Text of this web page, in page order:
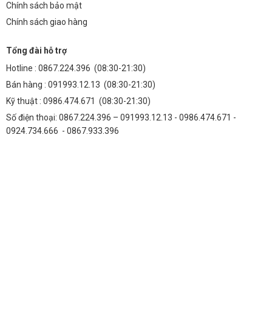
Chính sách bảo mật
Chính sách giao hàng
Tổng đài hỗ trợ
Hotline : 0867.224.396 (08:30-21:30)
Bán hàng : 091993.12.13 (08:30-21:30)
Kỹ thuật : 0986.474.671 (08:30-21:30)
Số điện thoại: 0867.224.396 – 091993.12.13 - 0986.474.671 -
0924.734.666 - 0867.933.396